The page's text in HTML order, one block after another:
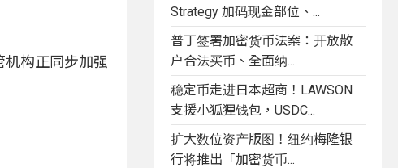
机构正同步加强
Strategy 加码现金部位、...
普丁签署加密货币法案：开放散
户合法买币、全面纳...
稳定币走进日本超商！LAWSON
支援小狐狸钱包，USDC...
扩大数位资产版图！纽约梅隆银
行将推出「加密货币...